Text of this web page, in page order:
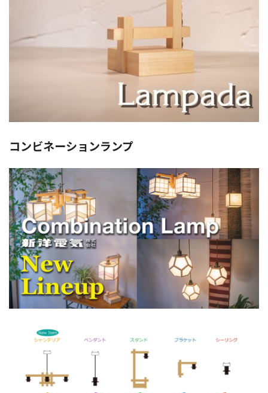
コンビネーションランプ